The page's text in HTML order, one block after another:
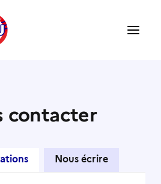
un volontaire
contacter
Nous écrire